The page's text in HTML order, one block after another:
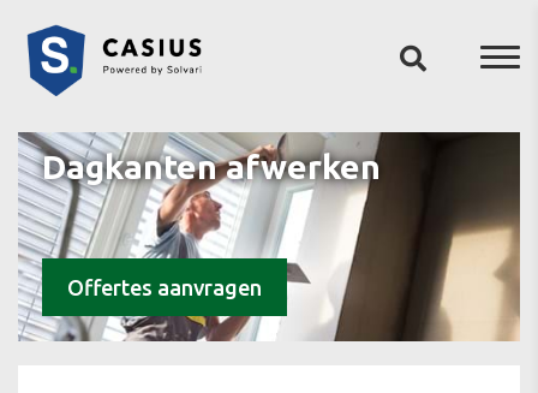
Dagkanten afwerken
Offertes aanvragen